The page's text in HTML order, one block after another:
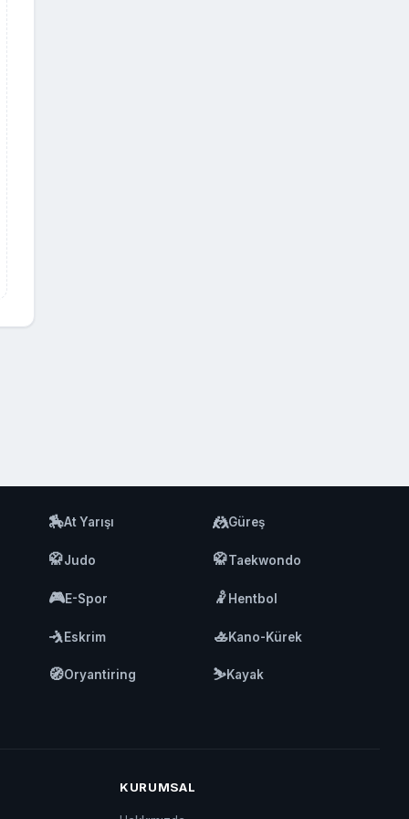
🏇At Yarışı 🤼Güreş
🥋Judo 🥋Taekwondo
🎮E-Spor 🤾 Hentbol
🤺Eskrim 🚣Kano-Kürek
🧭Oryantiring ⛷️Kayak
KURUMSAL